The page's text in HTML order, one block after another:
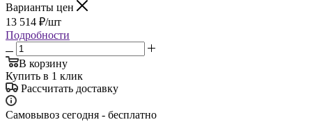
Варианты цен
13 514 ₽/шт
Подробности
В корзину
Купить в 1 клик
Рассчитать доставку
Самовывоз сегодня - бесплатно